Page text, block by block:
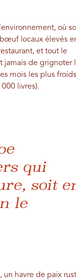
où
locaux élevés
et tout le
jamais de grignoter
mois les plus
livres).
qui
soit
le
un havre de paix